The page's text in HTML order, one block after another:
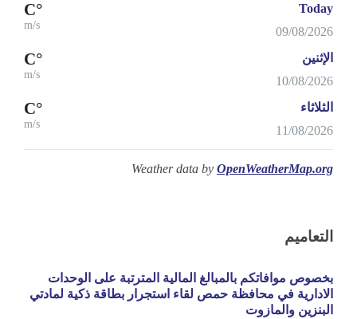
Today
09/08/2026
°C
m/s
الإثنين
10/08/2026
°C
m/s
الثلاثاء
11/08/2026
°C
m/s
Weather data by OpenWeatherMap.org
التعاميم
بخصوص موافاتكم بالمبالغ المالية المترتبة على الوحدات
الادارية في محافظة حمص لقاء استجرار بطاقة ذكية لمادتي
البنزين والمازوت